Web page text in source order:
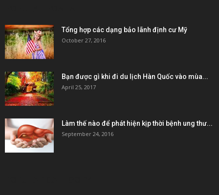
Tổng hợp các dạng bảo lãnh định cư Mỹ
October 27, 2016
Bạn được gì khi đi du lịch Hàn Quốc vào mùa...
April 25, 2017
Làm thế nào để phát hiện kịp thời bệnh ung thư...
September 24, 2016